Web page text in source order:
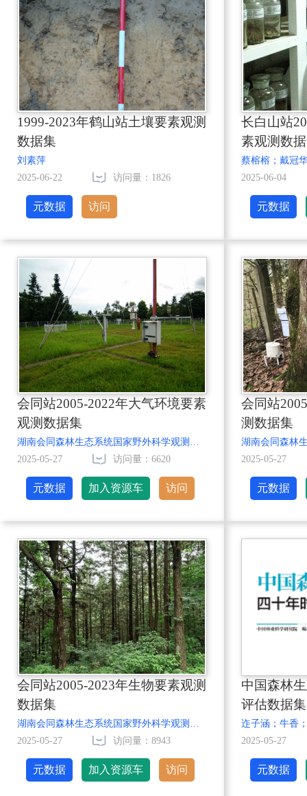
1999-2023年鹤山站土壤要素观测
数据集
刘素萍
2025-06-22
访问量：1826
元数据 访问
长白山站
素观测数
蔡榕榕；戴冠
2025-06-04
元数据
会同站2005-2022年大气环境要素
观测数据集
湖南会同森林生态系统国家野外科学观测研究站
2025-05-27
访问量：6620
元数据 加入资源车 访问
会同站
测数据集
2025-05-27
元数据
会同站2005-2023年生物要素观测
数据集
湖南会同森林生态系统国家野外科学观测研究站
2025-05-27
访问量：8943
元数据 加入资源车 访问
中国森林
评估数据集
迮子涵；牛香
2025-05-27
元数据